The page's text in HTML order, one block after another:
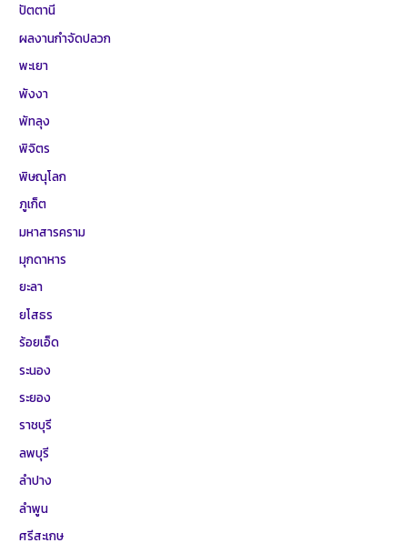
ปัตตานี
ผลงานกำจัดปลวก
พะเยา
พังงา
พัทลุง
พิจิตร
พิษณุโลก
ภูเก็ต
มหาสารคราม
มุกดาหาร
ยะลา
ยโสธร
ร้อยเอ็ด
ระนอง
ระยอง
ราชบุรี
ลพบุรี
ลำปาง
ลำพูน
ศรีสะเกษ